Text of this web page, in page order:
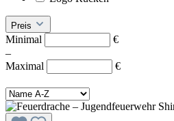
Preis
Minimal
€
–
Maximal
€